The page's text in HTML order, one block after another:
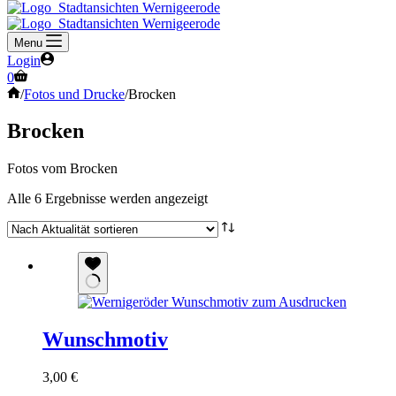
Menu
Login
Warenkorb
0
Start
/Fotos und Drucke/Brocken
Brocken
Fotos vom Brocken
Alle 6 Ergebnisse werden angezeigtNach
sortiert
Wunschmotiv
3,00 €